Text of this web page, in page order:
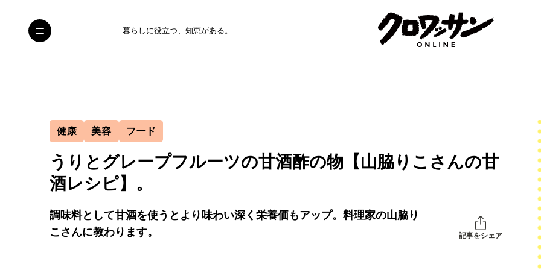
暮らしに役立つ、知恵がある。
健康 美容 フード
うりとグレープフルーツの甘酒酢の物【山脇りこさんの甘
酒レシピ】。
調味料として甘酒を使うとより味わい深く栄養価もアップ。料理家の山脇り
こさんに教わります。
記事をシェア